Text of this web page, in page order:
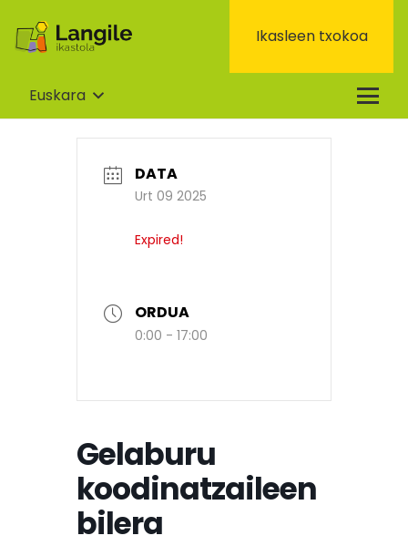
Ikasleen txokoa
Euskara
DATA
Urt 09 2025
Expired!
ORDUA
0:00 - 17:00
Gelaburu
koodinatzaileen
bilera